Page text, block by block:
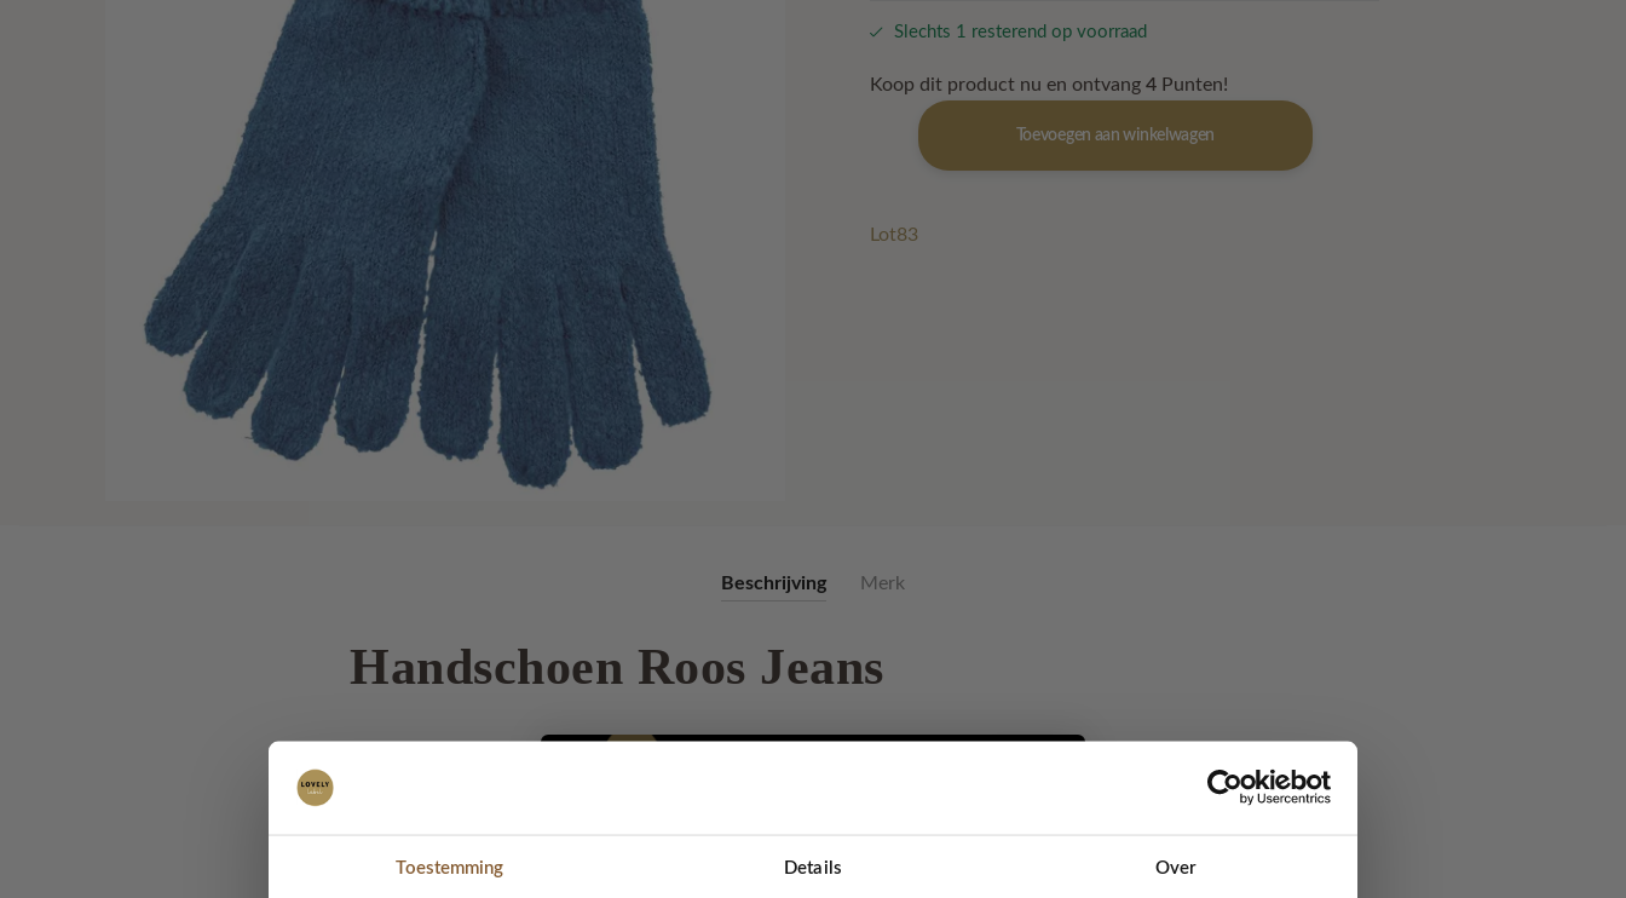
Toestemming Details Over
€ 17,50.€ 8,70.
Slechts 1 resterend op voorraad
Koop dit product nu en ontvang 4Punten!
Handschoen
Toevoegen aan winkelwagen
Lot83
Beschrijving Merk
Handschoen Roos Jeans
een passende is bij een sjaal van LOT83. Heerlijk zacht zijn de handschoenen. Ook zit op de handschoenen
Door de 38% katoen die er in zit dragen de handschoenen heerlijk zacht.